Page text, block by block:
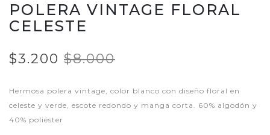
POLERA VINTAGE FLORAL
CELESTE
$3.200 $8.000
Hermosa polera vintage, color blanco con diseño floral en
celeste y verde, escote redondo y manga corta. 60% algodón y
40% poliéster